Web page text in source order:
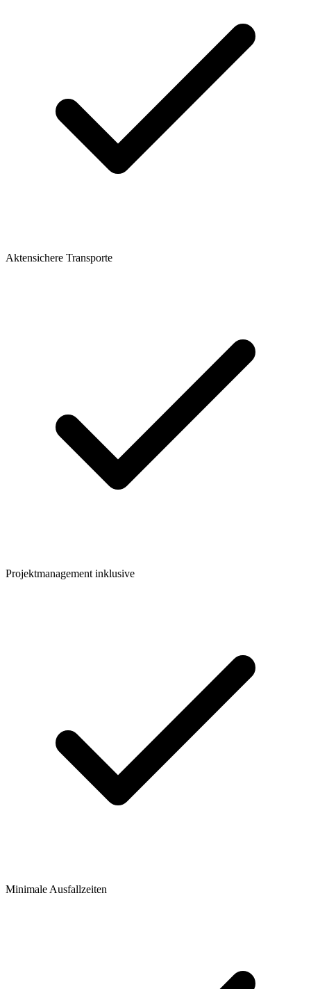
Aktensichere Transporte
Projektmanagement inklusive
Minimale Ausfallzeiten